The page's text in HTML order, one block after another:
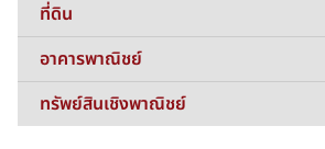
ที่ดิน
อาคารพาณิชย์
ทรัพย์สินเชิงพาณิชย์